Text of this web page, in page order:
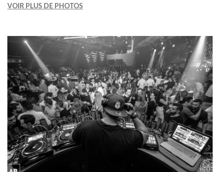
VOIR PLUS DE PHOTOS